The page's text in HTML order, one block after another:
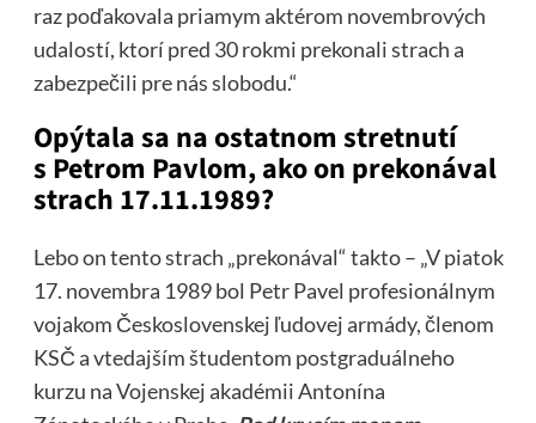
raz poďakovala priamym aktérom novembrových
udalostí, ktorí pred 30 rokmi prekonali strach a
zabezpečili pre nás slobodu.“
Opýtala sa na ostatnom stretnutí
s Petrom Pavlom, ako on prekonával
strach 17.11.1989?
Lebo on tento strach „prekonával“ takto – „V piatok
17. novembra 1989 bol Petr Pavel profesionálnym
vojakom Československej ľudovej armády, členom
KSČ a vtedajším študentom postgraduálneho
kurzu na Vojenskej akadémii Antonína